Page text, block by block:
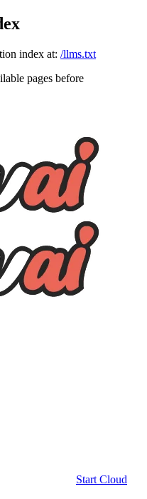
index at: /llms.txt
pages before
Start Cloud